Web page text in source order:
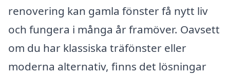
renovering kan gamla fönster få nytt liv
och fungera i många år framöver. Oavsett
om du har klassiska träfönster eller
moderna alternativ, finns det lösningar